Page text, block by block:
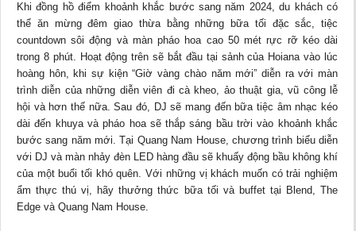
Khi đồng hồ điểm khoảnh khắc bước sang năm 2024, du khách có
thể ăn mừng đêm giao thừa bằng những bữa tối đặc sắc, tiệc
countdown sôi động và màn pháo hoa cao 50 mét rực rỡ kéo dài
trong 8 phút. Hoạt động trên sẽ bắt đầu tại sảnh của Hoiana vào lúc
hoàng hôn, khi sự kiện “Giờ vàng chào năm mới” diễn ra với màn
trình diễn của những diễn viên đi cà kheo, ảo thuật gia, vũ công lễ
hội và hơn thế nữa. Sau đó, DJ sẽ mang đến bữa tiệc âm nhạc kéo
dài đến khuya và pháo hoa sẽ thắp sáng bầu trời vào khoảnh khắc
bước sang năm mới. Tại Quang Nam House, chương trình biểu diễn
với DJ và màn nhảy đèn LED hàng đầu sẽ khuấy động bầu không khí
của một buổi tối khó quên. Với những vị khách muốn có trải nghiệm
ẩm thực thú vị, hãy thưởng thức bữa tối và buffet tại Blend, The
Edge và Quang Nam House.